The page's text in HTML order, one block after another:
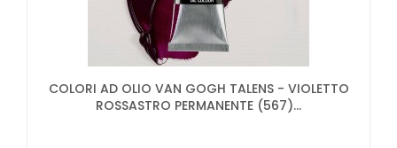
COLORI AD OLIO VAN GOGH TALENS - VIOLETTO
ROSSASTRO PERMANENTE (567)...